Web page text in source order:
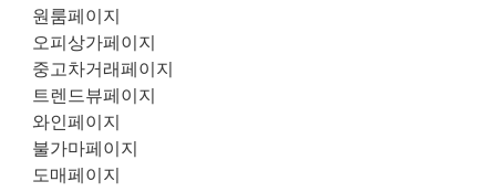
원룸페이지
오피상가페이지
중고차거래페이지
트렌드뷰페이지
와인페이지
불가마페이지
도매페이지